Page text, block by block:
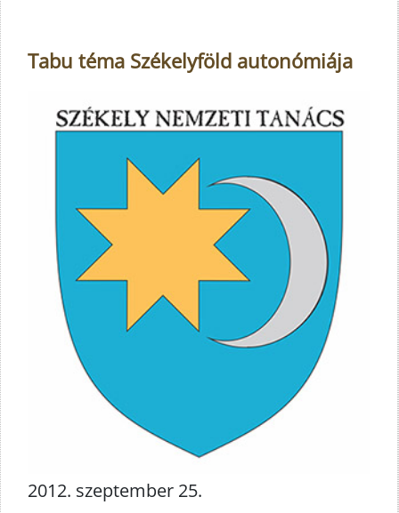
Tabu téma Székelyföld autonómiája
2012. szeptember 25.